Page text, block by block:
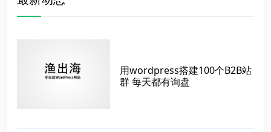
用wordpress搭建100个B2B站
群 每天都有询盘